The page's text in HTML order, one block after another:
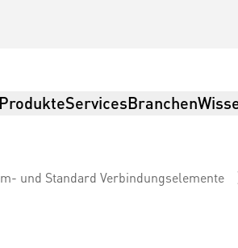
ProdukteServicesBranchen
und Standard Verbindungselemente